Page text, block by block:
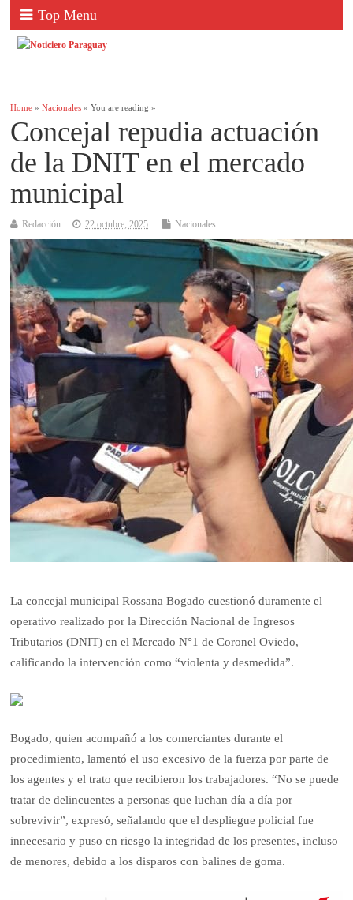
Top Menu
Home »Nacionales » You are reading »
Concejal repudia actuación
de la DNIT en el mercado
municipal
Redacción 22 octubre, 2025 Nacionales
La concejal municipal Rossana Bogado cuestionó duramente el
operativo realizado por la Dirección Nacional de Ingresos
Tributarios (DNIT) en el Mercado N°1 de Coronel Oviedo,
calificando la intervención como “violenta y desmedida”.
Bogado, quien acompañó a los comerciantes durante el
procedimiento, lamentó el uso excesivo de la fuerza por parte de
los agentes y el trato que recibieron los trabajadores. “No se puede
tratar de delincuentes a personas que luchan día a día por
sobrevivir”, expresó, señalando que el despliegue policial fue
innecesario y puso en riesgo la integridad de los presentes, incluso
de menores, debido a los disparos con balines de goma.